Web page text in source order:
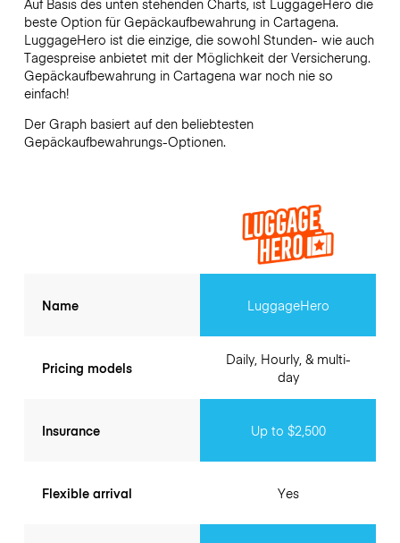
beste Option für Gepäckaufbewahrung in Cartagena.
LuggageHero ist die einzige, die sowohl Stunden- wie auch
Tagespreise anbietet mit der Möglichkeit der Versicherung.
Gepäckaufbewahrung in Cartagena war noch nie so
einfach!
Der Graph basiert auf den beliebtesten
Gepäckaufbewahrungs-Optionen.
Name
Pricing models
Insurance
Flexible arrival
LuggageHero
Daily, Hourly, & multi-
day
Up to $2,500
Yes